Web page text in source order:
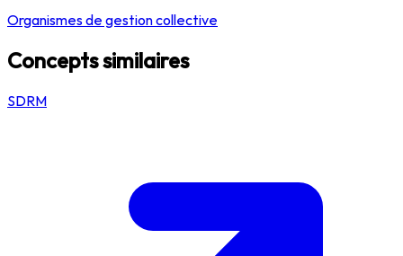
Organismes de gestion collective
Concepts similaires
SDRM